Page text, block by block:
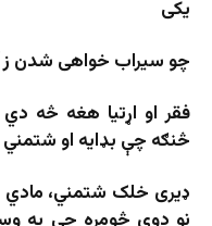
یکی
چو سیراب خواهی شدن ز
فقر او اړتیا هغه څه
څنګه چې بډایه او
ډیری خلک شتمني،
نو دوی څومره چې په